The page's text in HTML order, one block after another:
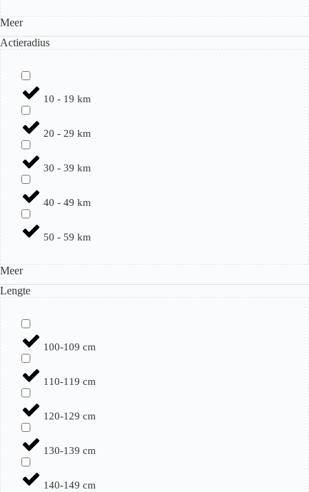
Meer
Actieradius
10 - 19 km
20 - 29 km
30 - 39 km
40 - 49 km
50 - 59 km
Meer
Lengte
100-109 cm
110-119 cm
120-129 cm
130-139 cm
140-149 cm